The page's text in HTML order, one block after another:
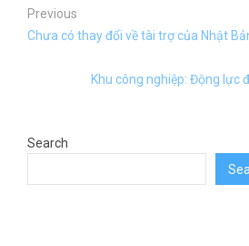
Previous
Chưa có thay đổi về tài trợ của Nhật
Khu công nghiệp: Động lực
Search